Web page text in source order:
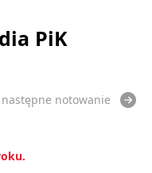
PiK
następne notowanie